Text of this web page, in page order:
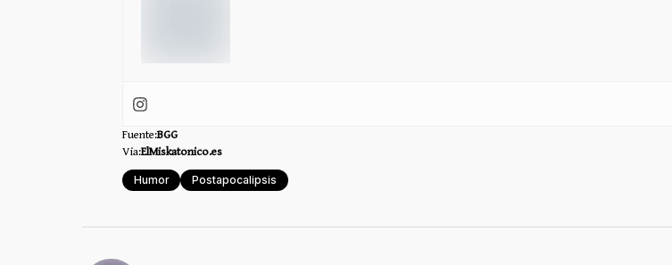
Fuente:BGG
Via:ElMiskatonico.es
Humor Postapocalipsis